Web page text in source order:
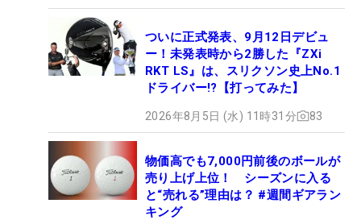
ついに正式発表、9月12日デビュ
ー！未発表時から2勝した『ZXi
RKT LS』は、スリクソン史上No.1
ドライバー!?【打ってみた】
2026年8月5日 (水) 11時31分 83
物価高でも7,000円前後のボールが
売り上げ上位！ シーズンに入る
と“売れる”理由は？ #週間ギアラン
キング